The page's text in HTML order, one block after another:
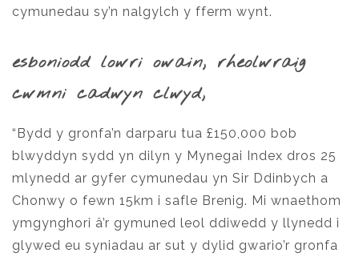
cymunedau sy’n nalgylch y fferm wynt.
esboniodd lowri owain, rheolwraig
cwmni cadwyn clwyd,
“Bydd y gronfa’n darparu tua £150,000 bob
blwyddyn sydd yn dilyn y Mynegai Index dros 25
mlynedd ar gyfer cymunedau yn Sir Ddinbych a
Chonwy o fewn 15km i safle Brenig. Mi wnaethom
ymgynghori â’r gymuned leol ddiwedd y llynedd i
glywed eu syniadau ar sut y dylid gwario’r gronfa